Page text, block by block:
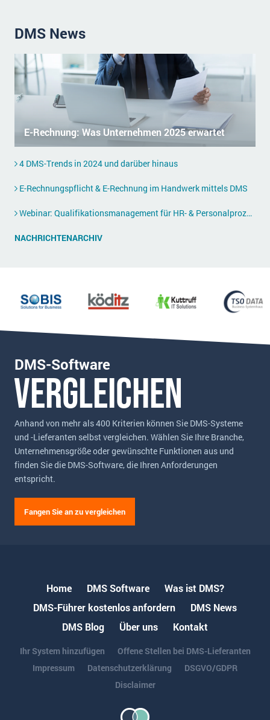
DMS News
E-Rechnung: Was Unternehmen 2025 erwartet
4 DMS-Trends in 2024 und darüber hinaus
E-Rechnungspflicht & E-Rechnung im Handwerk mittels DMS
Webinar: Qualifikationsmanagement für HR- & Personalprozesse
NACHRICHTENARCHIV
DMS-Software
vergleichen
Anhand von mehr als 400 Kriterien können Sie DMS-Systeme
und -Lieferanten selbst vergleichen. Wählen Sie Ihre Branche,
Unternehmensgröße oder gewünschte Funktionen aus und
finden Sie die DMS-Software, die Ihren Anforderungen
entspricht.
Fangen Sie an zu vergleichen
Home DMS Software
Was ist DMS?
DMS-Führer kostenlos anfordern
DMS News
DMS Blog
Über uns Kontakt
Ihr System hinzufügen
Offene Stellen bei DMS-Lieferanten
Impressum
Datenschutzerklärung
DSGVO/GDPR
Disclaimer